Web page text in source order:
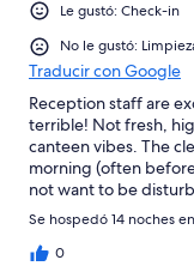
Le gustó: Check-in
No le gustó:
Traducir con Google
Reception staff are
terrible! Not fresh,
canteen vibes. The
morning (often
not want to be
the best of times.
lots of cockroaches
avoid unwanted
Se hospedó 14 noches
0